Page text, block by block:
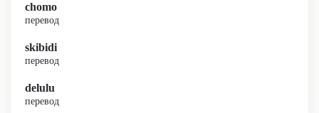
chomo
перевод
skibidi
перевод
delulu
перевод